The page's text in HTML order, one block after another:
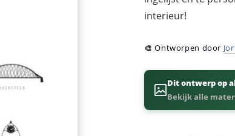
interieur!
🎨Ontworpen door
Dit ontwerp op
Bekijk alle